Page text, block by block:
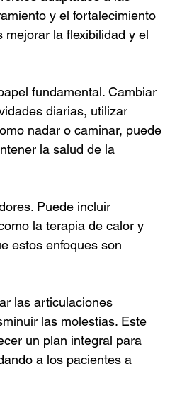
y el fortalecimiento
la flexibilidad y el
fundamental. Cambiar
diarias, utilizar
nadar o caminar, puede
la salud de la
Puede incluir
la terapia de calor y
estos enfoques son
las articulaciones
las molestias. Este
un plan integral para
a los pacientes a